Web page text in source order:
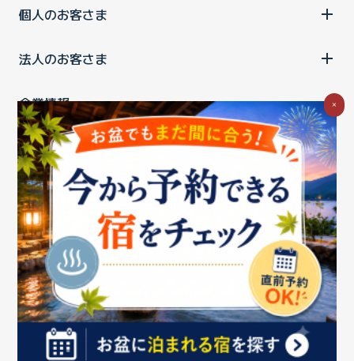
個人のお客さま
法人のお客さま
企業情報
ご利用中の方
お問い合わせ消費税の表示 ウェブアクセシビリティの取り組み
個人情報保護ポリシープライバシーポータル
Cookieポリシー
特定商取引法に基づく表記情報セキュリティ基本方針
商標についてBIGLOBEトップ
Copyright ©BIGLOBE Inc. 2026.All rights reserved.
×